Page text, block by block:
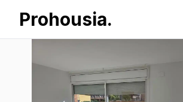
Prohousia.